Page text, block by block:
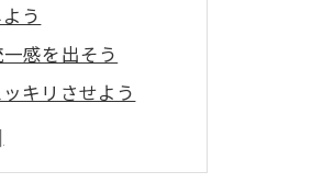
う
感を出そう
キリさせよう
ってみよう
入れよう